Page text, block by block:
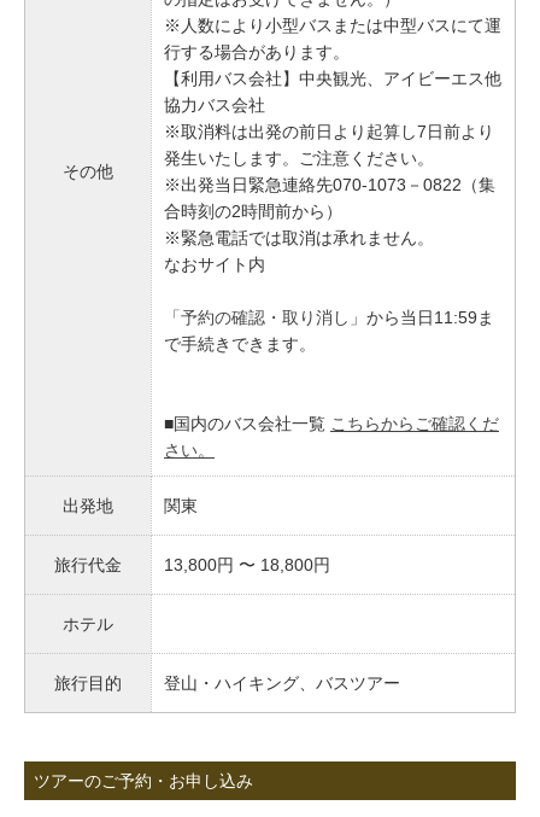
その他
※人数により小型バスまたは中型バスにて運
行する場合があります。
【利用バス会社】中央観光、アイビーエス他
協力バス会社
※取消料は出発の前日より起算し7日前より
発生いたします。ご注意ください。
※出発当日緊急連絡先070-1073－0822（集
合時刻の2時間前から）
※緊急電話では取消は承れません。
なおサイト内
「予約の確認・取り消し」 から当日11:59ま
で手続きできます。
■国内のバス会社一覧 こちらからご確認くだ
さい。
出発地 関東
旅行代金 13,800円 〜 18,800円
ホテル
旅行目的 登山・ハイキング、バスツアー
ツアーのご予約・お申し込み